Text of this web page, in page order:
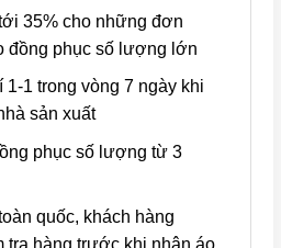
35% cho những đơn
đồng phục số lượng lớn
1 trong vòng 7 ngày khi
sản xuất
phục số lượng từ 3
quốc, khách hàng